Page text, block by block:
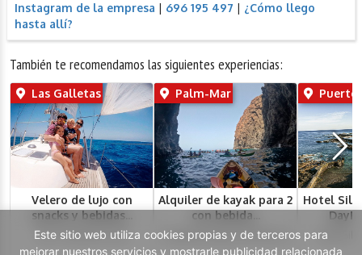
Este sitio web utiliza cookies propias y de terceros para
mejorar nuestros servicios y mostrarle publicidad relacionada
Instagram de la empresa | 696 195 497 | ¿Cómo llego
hasta allí?
También te recomendamos las siguientes experiencias:
Las Galletas
Velero de lujo con
snacks y bebidas...
Soul¨s Maritime Club
Palm-Mar
Alquiler de kayak para 2
con bebida...
Kayaking Shingi Adventures
Puerto
Hotel
Hotel